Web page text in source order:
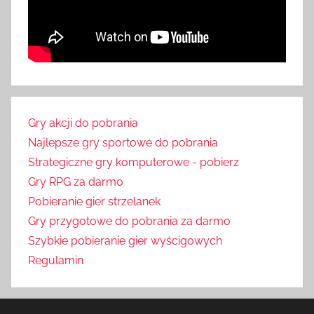
Gry akcji do pobrania
Najlepsze gry sportowe do pobrania
Strategiczne gry komputerowe - pobierz
Gry RPG za darmo
Pobieranie gier strzelanek
Gry przygotowe do pobrania za darmo
Szybkie pobieranie gier wyścigowych
Regulamin